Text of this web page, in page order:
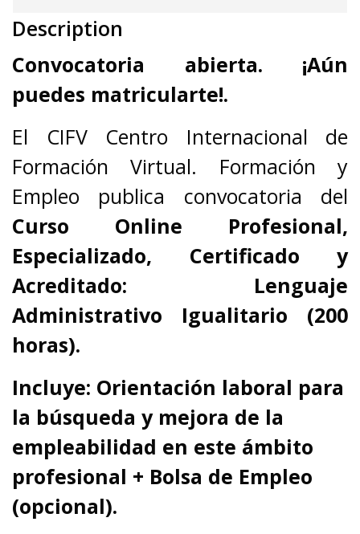
Description
Convocatoria abierta. ¡Aún
puedes matricularte!.
El CIFV Centro Internacional de
Formación Virtual. Formación y
Empleo publica convocatoria del
Curso Online Profesional,
Especializado, Certificado y
Acreditado: Lenguaje
Administrativo Igualitario (200
horas).
Incluye: Orientación laboral para
la búsqueda y mejora de la
empleabilidad en este ámbito
profesional + Bolsa de Empleo
(opcional).